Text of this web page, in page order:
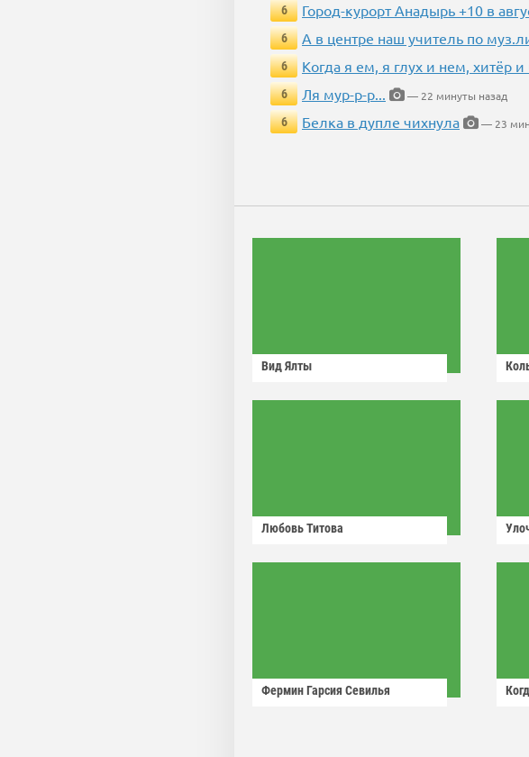
6
Город-курорт Анадырь +10 в
6
А в центре наш учитель по
6
Когда я ем, я глух и нем, хитёр
6
Ля мур-р-р...
— 22 минуты назад
6
Белка в дупле чихнула — 23
Вид Ялты
Любовь Титова
Фермин Гарсия Севилья